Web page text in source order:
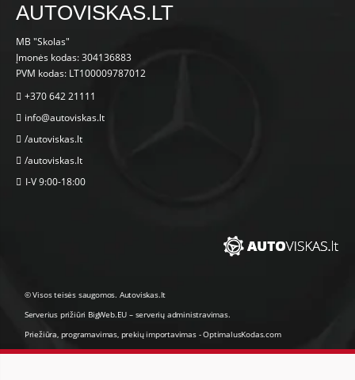
AUTOVISKAS.LT
MB "Skolas"
Įmonės kodas: 304136883
PVM kodas: LT100009787012
+370 642 21111
info@autoviskas.lt
/autoviskas.lt
/autoviskas.lt
I-V 9:00-18:00
© Visos teisės saugomos. Autoviskas.lt
Serverius prižiūri BigWeb.EU – serverių administravimas.
Priežiūra, programavimas, prekių importavimas-OptimalusKodas.com